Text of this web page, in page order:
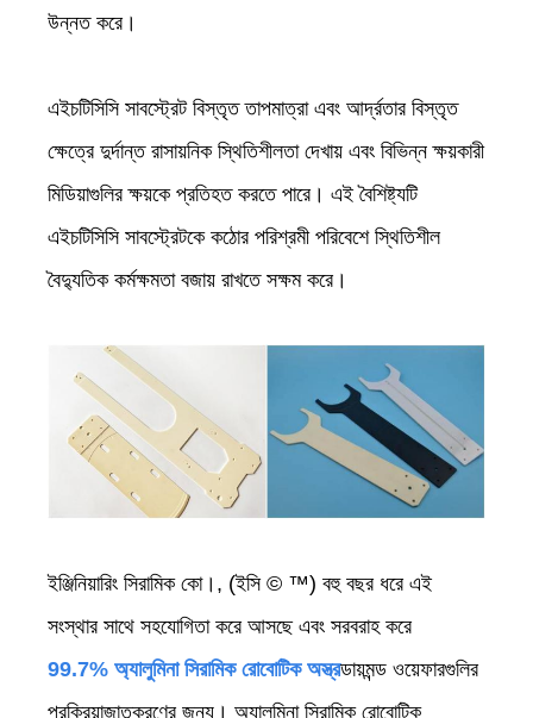
উন্নত করে।
এইচটিসিসি সাবস্ট্রেট বিস্তৃত তাপমাত্রা এবং আর্দ্রতার বিস্তৃত
ক্ষেত্রে দুর্দান্ত রাসায়নিক স্থিতিশীলতা দেখায় এবং বিভিন্ন ক্ষয়কারী
মিডিয়াগুলির ক্ষয়কে প্রতিহত করতে পারে। এই বৈশিষ্ট্যটি
এইচটিসিসি সাবস্ট্রেটকে কঠোর পরিশ্রমী পরিবেশে স্থিতিশীল
বৈদ্যুতিক কর্মক্ষমতা বজায় রাখতে সক্ষম করে।
ইঞ্জিনিয়ারিং সিরামিক কো।, (ইসি © ™) বহু বছর ধরে এই
সংস্থার সাথে সহযোগিতা করে আসছে এবং সরবরাহ করে
99.7% অ্যালুমিনা সিরামিক রোবোটিক অস্ত্রডায়মন্ড ওয়েফারগুলির
প্রক্রিয়াজাতকরণের জন্য। অ্যালুমিনা সিরামিক রোবোটিক